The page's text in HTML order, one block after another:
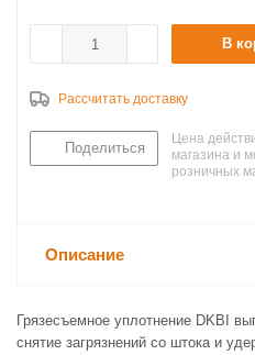
В
Рассчитать доставку
Поделиться
Цена
магазина и
розничных
Описание
Грязесъемное уплотнение DKBI
снятие загрязнений со штока и